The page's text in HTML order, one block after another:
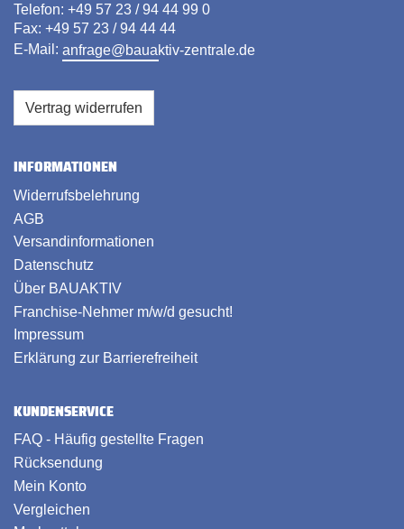
Telefon: +49 57 23 / 94 44 99 0
Fax: +49 57 23 / 94 44 44
E-Mail: anfrage@bauaktiv-zentrale.de
Vertrag widerrufen
INFORMATIONEN
Widerrufsbelehrung
AGB
Versandinformationen
Datenschutz
Über BAUAKTIV
Franchise-Nehmer m/w/d gesucht!
Impressum
Erklärung zur Barrierefreiheit
KUNDENSERVICE
FAQ - Häufig gestellte Fragen
Rücksendung
Mein Konto
Vergleichen